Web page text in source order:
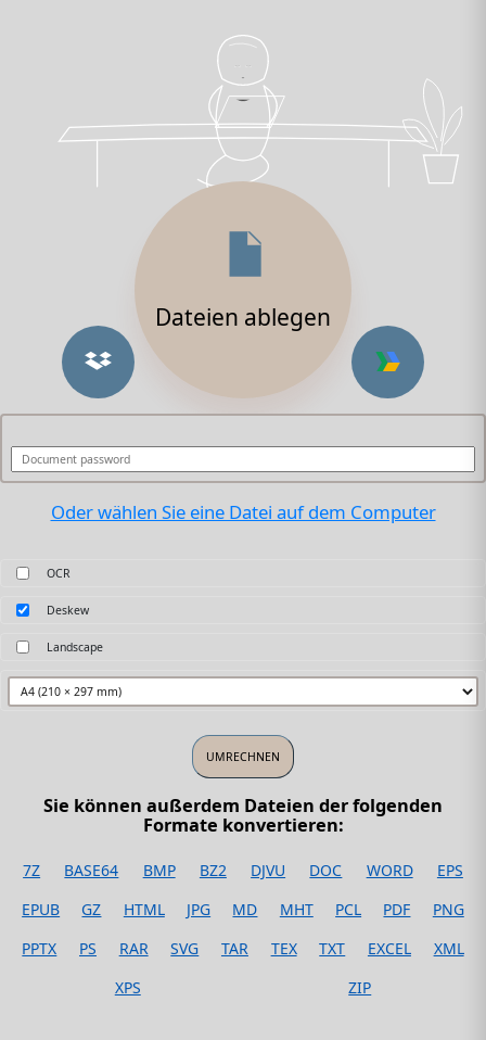
Dateien ablegen
Oder wählen Sie eine Datei auf dem Computer
OCR
Deskew
Landscape
Sie können außerdem Dateien der folgenden
Formate konvertieren:
7Z BASE64 BMP BZ2 DJVU DOC WORD
EPS
EPUB
GZ HTML JPG MD MHT PCL PDF
PNG
PPTX
PS RAR SVG TAR TEX TXT EXCEL
XML
XPS
ZIP